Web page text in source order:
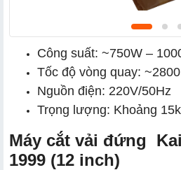
Công suất: ~750W –
Tốc độ vòng quay:
Nguồn điện: 220V/50Hz
Trọng lượng: Khoảng
Máy cắt vải đứng
1999 (12 inch)